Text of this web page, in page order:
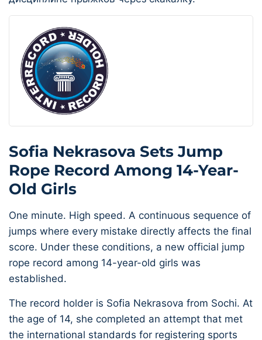
Sofia Nekrasova Sets Jump
Rope Record Among 14-Year-
Old Girls
One minute. High speed. A continuous sequence of
jumps where every mistake directly affects the final
score. Under these conditions, a new official jump
rope record among 14-year-old girls was
established.
The record holder is Sofia Nekrasova from Sochi. At
the age of 14, she completed an attempt that met
the international standards for registering sports